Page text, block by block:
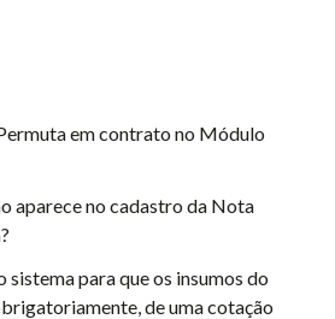
em contrato no Módulo
aparece no cadastro da Nota
para que os insumos do
de uma cotação